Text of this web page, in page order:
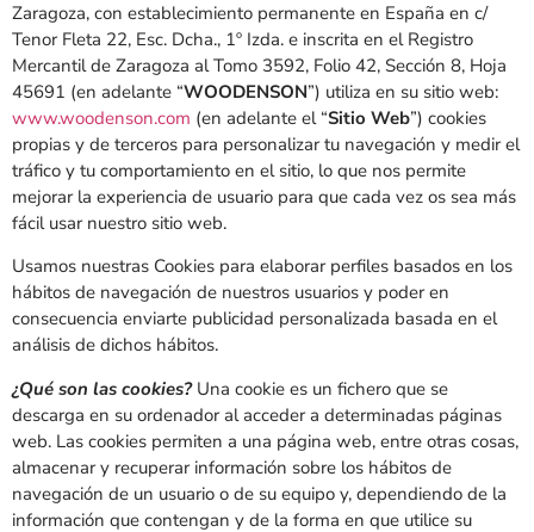
Zaragoza, con establecimiento permanente en España en c/
Tenor Fleta 22, Esc. Dcha., 1º Izda. e inscrita en el Registro
Mercantil de Zaragoza al Tomo 3592, Folio 42, Sección 8, Hoja
45691 (en adelante “WOODENSON”) utiliza en su sitio web:
www.woodenson.com (en adelante el “Sitio Web”) cookies
propias y de terceros para personalizar tu navegación y medir el
tráfico y tu comportamiento en el sitio, lo que nos permite
mejorar la experiencia de usuario para que cada vez os sea más
fácil usar nuestro sitio web.
Usamos nuestras Cookies para elaborar perfiles basados en los
hábitos de navegación de nuestros usuarios y poder en
consecuencia enviarte publicidad personalizada basada en el
análisis de dichos hábitos.
¿Qué son las cookies?Una cookie es un fichero que se
descarga en su ordenador al acceder a determinadas páginas
web. Las cookies permiten a una página web, entre otras cosas,
almacenar y recuperar información sobre los hábitos de
navegación de un usuario o de su equipo y, dependiendo de la
información que contengan y de la forma en que utilice su